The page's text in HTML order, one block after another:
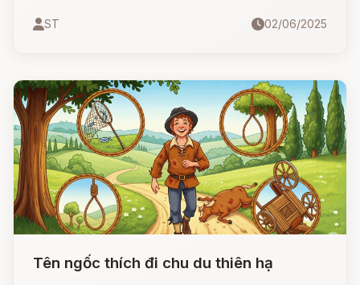
kỳ diệu tan biến...
ST 02/06/2025
Tên ngốc thích đi chu du thiên hạ